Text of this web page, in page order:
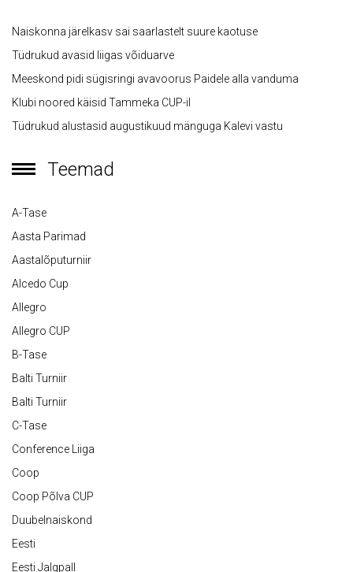
Naiskonna järelkasv sai saarlastelt suure kaotuse
Tüdrukud avasid liigas võiduarve
Meeskond pidi sügisringi avavoorus Paidele alla vanduma
Klubi noored käisid Tammeka CUP-il
Tüdrukud alustasid augustikuud mänguga Kalevi vastu
Teemad
A-Tase
Aasta Parimad
Aastalõputurniir
Alcedo Cup
Allegro
Allegro CUP
B-Tase
Balti Turniir
Balti Turniir
C-Tase
Conference Liiga
Coop
Coop Põlva CUP
Duubelnaiskond
Eesti
Eesti Jalgpall